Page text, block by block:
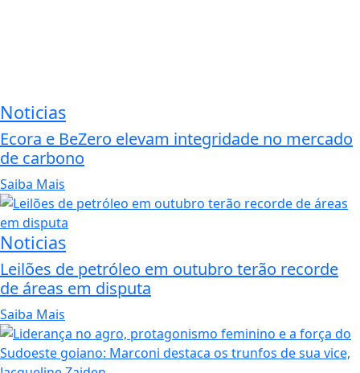
Noticias
Ecora e BeZero elevam integridade no mercado
de carbono
Saiba Mais
Noticias
Leilões de petróleo em outubro terão recorde
de áreas em disputa
Saiba Mais